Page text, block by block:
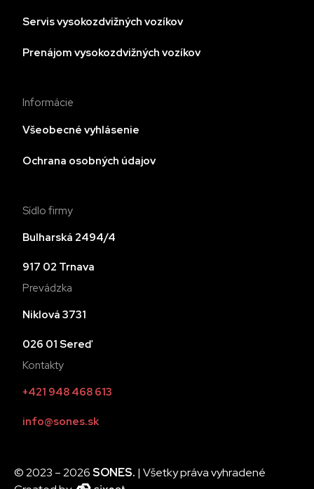
Servis vysokozdvižných vozíkov
Prenájom vysokozdvižných vozíkov
Informácie
Všeobecné vyhlásenie
Ochrana osobných údajov
Sídlo firmy
Bulharská 2494/4
917 02 Trnava
Prevádzka
Niklová 3731
026 01 Sereď
Kontakty
+421 948 468 613
info@sones.sk
© 2023 – 2026SONES. | Všetky práva vyhradené